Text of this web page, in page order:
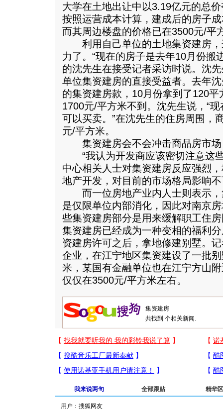
大学在土地出让中以3.19亿元的总
按照运营成本计算，建成后的房子
而其周边楼盘的价格已在3500元/平
利用自己单位的土地集资建房，
力了。“现在的房子是去年10月份搬
的沈先生在接受记者采访时说。沈
单位集资建房的直接受益者。去年
的集资建房款，10月份拿到了120
1700元/平方米不到。沈先生说，“
可以买卖。”在沈先生的住房周围，
元/平方米。
集资建房会不会冲击商品房市场
“我认为开发商应该密切注意这
中心相关人士对集资建房反应强烈
地产开发，对目前的市场格局影响
而一位房地产业内人士则表示，
是仅限单位内部消化，因此对南京
些集资建房部分是用来缓解职工住
集资建房已经成为一种变相的福利
资建房许可之后，拿地修建别墅。
企业，在江宁地区集资建设了一批
米，某国有金融单位也在江宁方山
仅仅在3500元/平方米左右。
共找到 个相关新闻.
我来说两句 全部跟贴 精华区
用户：